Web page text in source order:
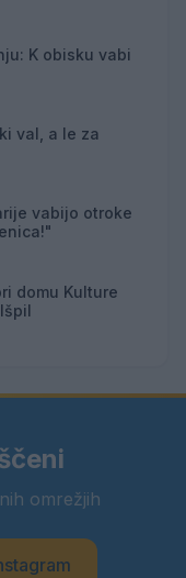
K obisku vabi
val, a le za
vabijo otroke
domu Kulture
omrežjih